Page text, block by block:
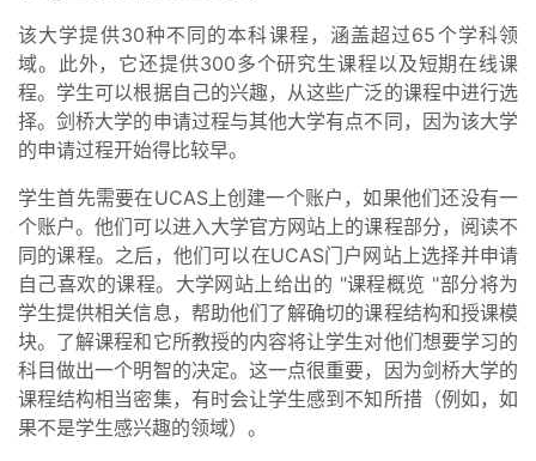
该大学提供30种不同的本科课程，涵盖超过65个学科领
域。此外，它还提供300多个研究生课程以及短期在线课
程。学生可以根据自己的兴趣，从这些广泛的课程中进行选
择。剑桥大学的申请过程与其他大学有点不同，因为该大学
的申请过程开始得比较早。
学生首先需要在UCAS上创建一个账户，如果他们还没有一
个账户。他们可以进入大学官方网站上的课程部分，阅读不
同的课程。之后，他们可以在UCAS门户网站上选择并申请
自己喜欢的课程。大学网站上给出的 "课程概览 "部分将为
学生提供相关信息，帮助他们了解确切的课程结构和授课模
块。了解课程和它所教授的内容将让学生对他们想要学习的
科目做出一个明智的决定。这一点很重要，因为剑桥大学的
课程结构相当密集，有时会让学生感到不知所措（例如，如
果不是学生感兴趣的领域）。